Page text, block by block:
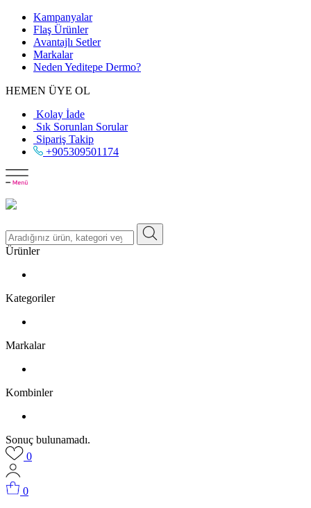
Kampanyalar
Flaş Ürünler
Avantajlı Setler
Markalar
Neden Yeditepe Dermo?
HEMEN ÜYE OL
Kolay İade
Sık Sorunlan Sorular
Sipariş Takip
+905309501174
Ürünler
Kategoriler
Markalar
Kombinler
Sonuç bulunamadı.
0
0